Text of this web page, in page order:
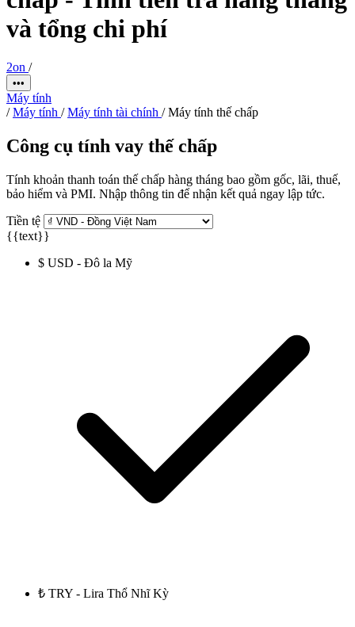
và tổng chi phí
2on /
•••
Máy tính
/ Máy tính / Máy tính tài chính / Máy tính thế chấp
Công cụ tính vay thế chấp
Tính khoản thanh toán thế chấp hàng tháng bao gồm gốc, lãi, thuế,
bảo hiểm và PMI. Nhập thông tin để nhận kết quả ngay lập tức.
Tiền tệ
{{text}}
$ USD - Đô la Mỹ
₺ TRY - Lira Thổ Nhĩ Kỳ